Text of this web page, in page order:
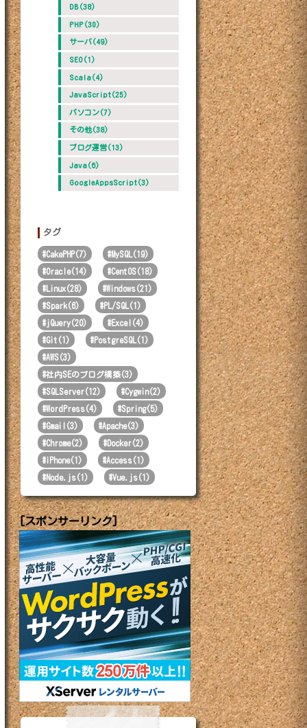
DB(38)
PHP(30)
サーバ(49)
SEO(1)
Scala(4)
JavaScript(25)
パソコン(7)
その他(38)
ブログ運営(13)
Java(6)
GoogleAppsScript(3)
タグ
#CakePHP(7) #MySQL(19)
#Oracle(14) #CentOS(18)
#Linux(28) #Windows(21)
#Spark(6) #PL/SQL(1)
#jQuery(20) #Excel(4)
#Git(1) #PostgreSQL(1)
#AWS(3)
#社内SEのブログ構築(3)
#SQLServer(12) #Cygwin(2)
#WordPress(4) #Spring(5)
#Gmail(3) #Apache(3)
#Chrome(2) #Docker(2)
#iPhone(1) #Access(1)
#Node.js(1) #Vue.js(1)
[スポンサーリンク]